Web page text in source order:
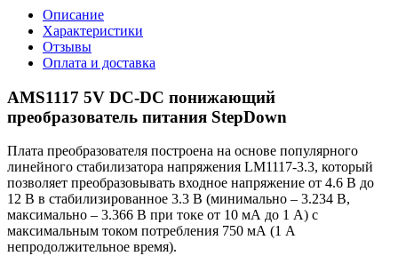
Описание
Характеристики
Отзывы
Оплата и доставка
AMS1117 5V DC-DC понижающий
преобразователь питания StepDown
Плата преобразователя построена на основе популярного
линейного стабилизатора напряжения LM1117-3.3, который
позволяет преобразовывать входное напряжение от 4.6 В до
12 В в стабилизированное 3.3 В (минимально – 3.234 В,
максимально – 3.366 В при токе от 10 мА до 1 А) с
максимальным током потребления 750 мА (1 А
непродолжительное время).